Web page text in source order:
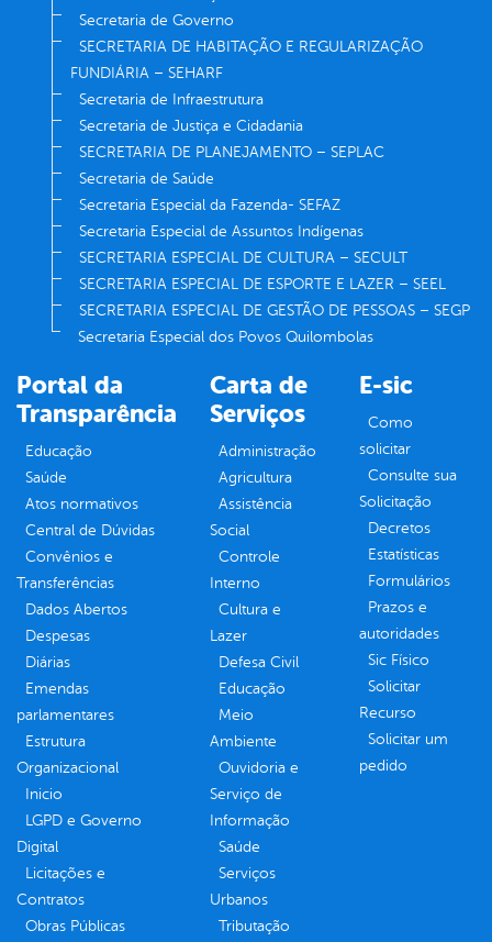
Secretaria de Governo
SECRETARIA DE HABITAÇÃO E REGULARIZAÇÃO
FUNDIÁRIA – SEHARF
Secretaria de Infraestrutura
Secretaria de Justiça e Cidadania
SECRETARIA DE PLANEJAMENTO – SEPLAC
Secretaria de Saúde
Secretaria Especial da Fazenda- SEFAZ
Secretaria Especial de Assuntos Indígenas
SECRETARIA ESPECIAL DE CULTURA – SECULT
SECRETARIA ESPECIAL DE ESPORTE E LAZER – SEEL
SECRETARIA ESPECIAL DE GESTÃO DE PESSOAS – SEGP
Secretaria Especial dos Povos Quilombolas
Portal da
Transparência
Educação
Saúde
Atos normativos
Central de Dúvidas
Convênios e
Transferências
Dados Abertos
Despesas
Diárias
Emendas
parlamentares
Estrutura
Organizacional
Inicio
LGPD e Governo
Digital
Licitações e
Contratos
Obras Públicas
Carta de
Serviços
Administração
Agricultura
Assistência
Social
Controle
Interno
Cultura e
Lazer
Defesa Civil
Educação
Meio
Ambiente
Ouvidoria e
Serviço de
Informação
Saúde
Serviços
Urbanos
Tributação
E-sic
Como
solicitar
Consulte sua
Solicitação
Decretos
Estatísticas
Formulários
Prazos e
autoridades
Sic Físico
Solicitar
Recurso
Solicitar um
pedido